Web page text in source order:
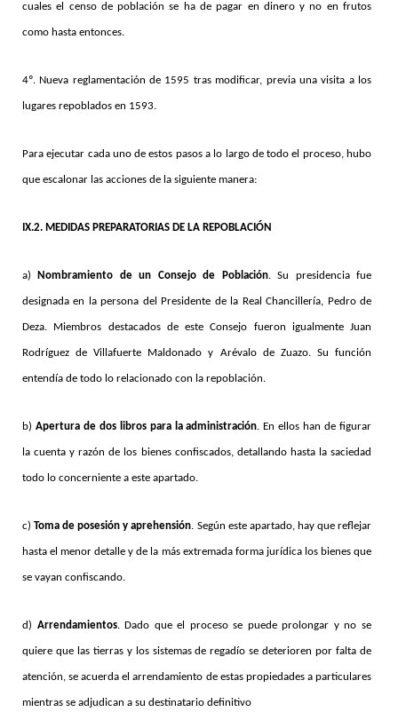
cuales el censo de población se ha de pagar en dinero y no en frutos
como hasta entonces.
4º. Nueva reglamentación de 1595 tras modificar, previa una visita a los
lugares repoblados en 1593.
Para ejecutar cada uno de estos pasos a lo largo de todo el proceso, hubo
que escalonar las acciones de la siguiente manera:
IX.2. MEDIDAS PREPARATORIAS DE LA REPOBLACIÓN
a) Nombramiento de un Consejo de Población. Su presidencia fue
designada en la persona del Presidente de la Real Chancillería, Pedro de
Deza. Miembros destacados de este Consejo fueron igualmente Juan
Rodríguez de Villafuerte Maldonado y Arévalo de Zuazo. Su función
entendía de todo lo relacionado con la repoblación.
b) Apertura de dos libros para la administración. En ellos han de figurar
la cuenta y razón de los bienes confiscados, detallando hasta la saciedad
todo lo concerniente a este apartado.
c)Toma de posesión y aprehensión. Según este apartado, hay que reflejar
hasta el menor detalle y de la más extremada forma jurídica los bienes que
se vayan confiscando.
d) Arrendamientos. Dado que el proceso se puede prolongar y no se
quiere que las tierras y los sistemas de regadío se deterioren por falta de
atención, se acuerda el arrendamiento de estas propiedades a particulares
mientras se adjudican a su destinatario definitivo